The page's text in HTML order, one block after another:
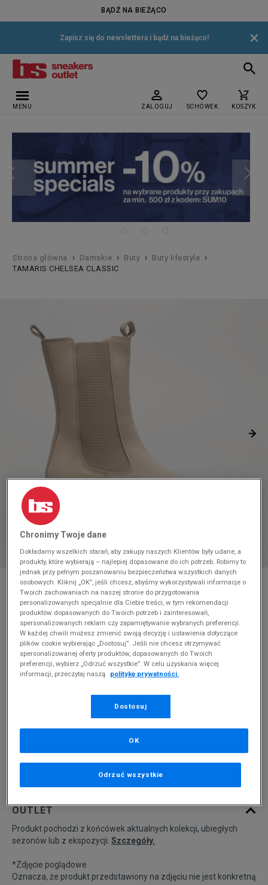
BĄDŹ NA BIEŻĄCO
Zapisz się do newslettera i bądź na bieżąco! ×
MENU ZALOGUJ SCHOWEK KOSZYK
Strona główna › Damskie › Buty › Buty lifestyle ›
TAMARIS CHELSEA CLASSIC
* Zdjęcie poglądowe
TAMARIS CHELSEA CLASSIC
Produkt pochodzi z końcówek aktualnych kolekcji, ubiegłych
sezonów lub z ekspozycji.Szczegóły.
129,99 zł
PRODUKT NIEDOSTĘPNY
Jeśli artykuł będzie ponownie dostępny, otrzymasz od nas
Rozmiary EU Rozmiary US
36 22,9 cm Powiadom o dostępności
37 23,6 cm
OUTLET
Produkt pochodzi z końcówek aktualnych kolekcji, ubiegłych
sezonów lub z ekspozycji. Szczegóły.
*Zdjęcie poglądowe
Oznacza, że produkt przedstawiony na zdjęciu nie jest konkretną
Chronimy Twoje dane
Dokładamy wszelkich starań, aby zakupy naszych Klientów były udane, a
produkty, które wybierają – najlepiej dopasowane do ich potrzeb. Robimy to
jednak przy pełnym poszanowaniu bezpieczeństwa wszystkich danych
osobowych. Kliknij „OK”, jeśli chcesz, abyśmy wykorzystywali informacje o
Twoich zachowaniach na naszej stronie do przygotowania
personalizowanych specjalnie dla Ciebie treści, w tym rekomendacji
produktów dopasowanych do Twoich potrzeb i zainteresowań,
spersonalizowanych reklam czy zapamiętywanie wybranych preferencji.
W każdej chwili możesz zmienić swoją decyzję i ustawienia dotyczące
plików cookie wybierając „Dostosuj”. Jeśli nie chcesz otrzymywać
spersonalizowanej oferty produktów, dopasowanych do Twoich
preferencji, wybierz „Odrzuć wszystkie”. W celu uzyskania więcej
informacji, przeczytaj naszą
politykę prywatności.
Dostosuj
Odrzuć wszystkie
OK